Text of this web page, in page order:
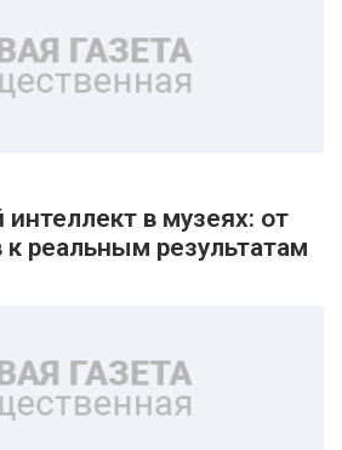
в музеях: от
реальным результатам